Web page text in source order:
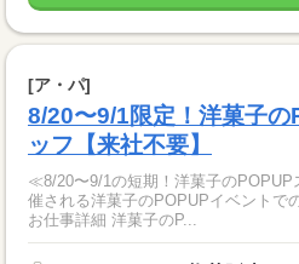
[ア・パ]
8/20〜9/1限定！洋菓子の
ッフ【来社不要】
≪8/20〜9/1の短期！洋菓子のPOPUP
催される洋菓子のPOPUPイベントで
お仕事詳細 洋菓子のP...